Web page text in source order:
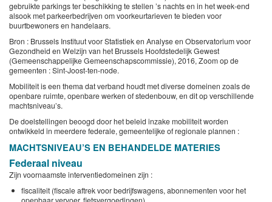
gebruikte parkings ter beschikking te stellen ’s nachts en in het week-end
alsook met parkeerbedrijven om voorkeurtarieven te bieden voor
buurtbewoners en handelaars.
Bron : Brussels Instituut voor Statistiek en Analyse en Observatorium voor
Gezondheid en Welzijn van het Brussels Hoofdstedelijk Gewest
(Gemeenschappelijke Gemeenschapscommissie), 2016, Zoom op de
gemeenten : Sint-Joost-ten-node.
Mobiliteit is een thema dat verband houdt met diverse domeinen zoals de
openbare ruimte, openbare werken of stedenbouw, en dit op verschillende
machtsniveau’s.
De doelstellingen beoogd door het beleid inzake mobiliteit worden
ontwikkeld in meerdere federale, gemeentelijke of regionale plannen :
MACHTSNIVEAU’S EN BEHANDELDE MATERIES
Federaal niveau
Zijn voornaamste interventiedomeinen zijn :
fiscaliteit (fiscale aftrek voor bedrijfswagens, abonnementen voor het
openbaar vervoer, fietsvergoedingen).